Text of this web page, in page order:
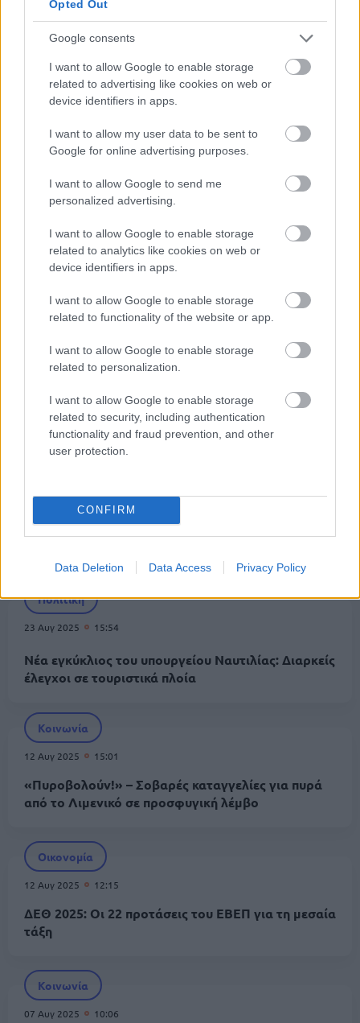
Opted Out
Google consents
I want to allow Google to enable storage
related to advertising like cookies on web or
device identifiers in apps.
I want to allow my user data to be sent to
Google for online advertising purposes.
I want to allow Google to send me
personalized advertising.
I want to allow Google to enable storage
related to analytics like cookies on web or
device identifiers in apps.
I want to allow Google to enable storage
related to functionality of the website or app.
I want to allow Google to enable storage
related to personalization.
I want to allow Google to enable storage
related to security, including authentication
functionality and fraud prevention, and other
user protection.
CONFIRM
Data Deletion Data Access Privacy Policy
Αναπληρωτές: Εκπτώσεις σε ακτοπλοϊκά και
αεροπορικά εισιτήρια για όλο το σχολικό έτος
Επιδόματα
Επίδομα ανεργίας ναυτικών: Διπλασιάζεται στα
600 ευρώ
03 Νοε 2025 11:13
Σπουδαστές: Ποιοι δικαιούνται επίδομα 880 ευρώ
15 Οκτ 2025 12:06
Υπουργεία: Έρχονται 9.610 μόνιμες προσλήψεις το
2026
29 Αυγ 2025 11:25
Πολιτική
23 Αυγ 2025 15:54
Νέα εγκύκλιος του υπουργείου Ναυτιλίας: Διαρκείς
έλεγχοι σε τουριστικά πλοία
Κοινωνία
12 Αυγ 2025 15:01
«Πυροβολούν!» – Σοβαρές καταγγελίες για πυρά
από το Λιμενικό σε προσφυγική λέμβο
Οικονομία
12 Αυγ 2025 12:15
ΔΕΘ 2025: Οι 22 προτάσεις του ΕΒΕΠ για τη μεσαία
τάξη
Κοινωνία
07 Αυγ 2025 10:06